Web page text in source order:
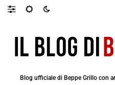
Blog ufficiale di Beppe Grillo con